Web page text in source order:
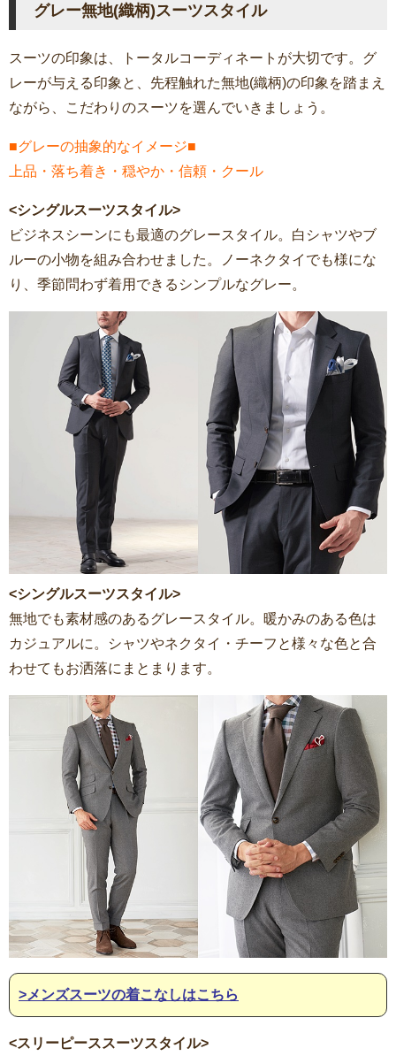
グレー無地(織柄)スーツスタイル
スーツの印象は、トータルコーディネートが大切です。グ
レーが与える印象と、先程触れた無地(織柄)の印象を踏まえ
ながら、こだわりのスーツを選んでいきましょう。
■グレーの抽象的なイメージ■
上品・落ち着き・穏やか・信頼・クール
<シングルスーツスタイル>
ビジネスシーンにも最適のグレースタイル。白シャツやブ
ルーの小物を組み合わせました。ノーネクタイでも様にな
り、季節問わず着用できるシンプルなグレー。
<シングルスーツスタイル>
無地でも素材感のあるグレースタイル。暖かみのある色は
カジュアルに。シャツやネクタイ・チーフと様々な色と合
わせてもお洒落にまとまります。
>メンズスーツの着こなしはこちら
<スリーピーススーツスタイル>